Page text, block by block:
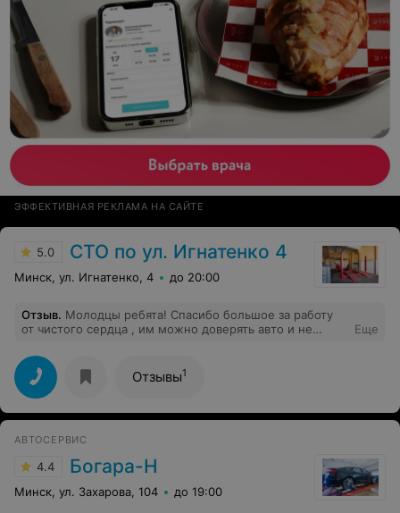
стояли старые (с их слов ставили новые и заправляли).
Расходы, не считая времени 315р.
ЭФФЕКТИВНАЯ РЕКЛАМА НА САЙТЕ
5.0 СТО по ул. Игнатенко 4
Минск, ул. Игнатенко, 4 до 20:00
Отзыв. Молодцы ребята! Спасибо большое за работу
от чистого сердца , им можно доверять авто и не
Еще
Отзывы1
АВТОСЕРВИС
4.4 Богара-Н
Минск, ул. Захарова, 104 до 19:00